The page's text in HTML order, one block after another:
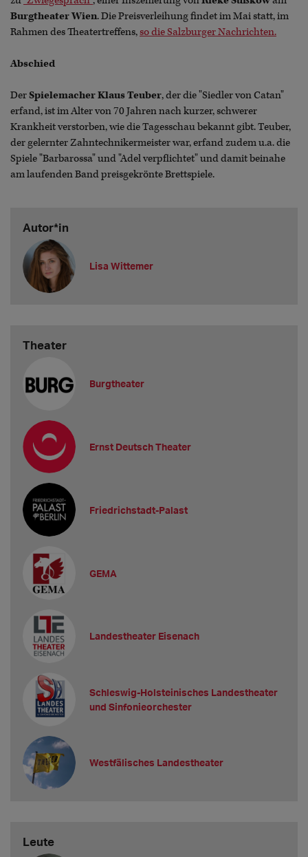
Burgtheater Wien. Die Preisverleihung findet im Mai statt, im
Rahmen des Theatertreffens,so die Salzburger Nachrichten.
Abschied
DerSpielemacher Klaus Teuber, der die "Siedler von Catan"
erfand, ist im Alter von 70 Jahren nach kurzer, schwerer
Krankheit verstorben, wie die Tagesschau bekannt gibt. Teuber,
der gelernter Zahntechnikermeister war, erfand zudem u.a. die
Spiele "Barbarossa" und "Adel verpflichtet" und damit beinahe
am laufenden Band preisgekrönte Brettspiele.
Autor*in
Lisa Wittemer
Theater
Burgtheater
Ernst Deutsch Theater
Friedrichstadt-Palast
GEMA
Landestheater Eisenach
Schleswig-Holsteinisches Landestheater
und Sinfonieorchester
Westfälisches Landestheater
Leute